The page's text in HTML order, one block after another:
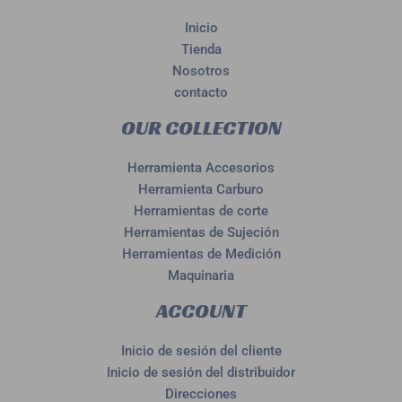
Inicio
Tienda
Nosotros
contacto
OUR COLLECTION
Herramienta Accesorios
Herramienta Carburo
Herramientas de corte
Herramientas de Sujeción
Herramientas de Medición
Maquinaria
ACCOUNT
Inicio de sesión del cliente
Inicio de sesión del distribuidor
Direcciones